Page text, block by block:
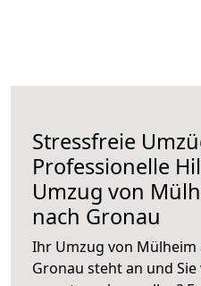
Stressfreie
Professionelle
Umzug von
nach Gronau
Ihr Umzug von Mülheim
Gronau steht an und